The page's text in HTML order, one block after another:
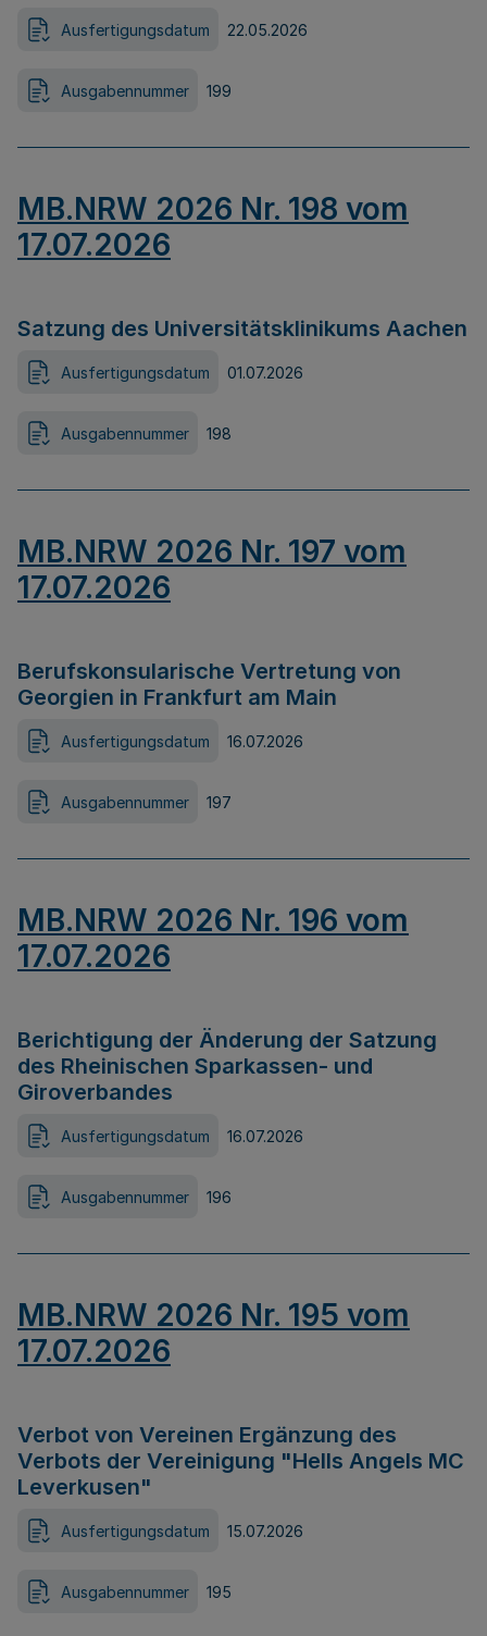
Ausfertigungsdatum 22.05.2026
Ausgabennummer 199
MB.NRW 2026 Nr. 198 vom
17.07.2026
Satzung des Universitätsklinikums Aachen
Ausfertigungsdatum 01.07.2026
Ausgabennummer 198
MB.NRW 2026 Nr. 197 vom
17.07.2026
Berufskonsularische Vertretung von
Georgien in Frankfurt am Main
Ausfertigungsdatum 16.07.2026
Ausgabennummer 197
MB.NRW 2026 Nr. 196 vom
17.07.2026
Berichtigung der Änderung der Satzung
des Rheinischen Sparkassen- und
Giroverbandes
Ausfertigungsdatum 16.07.2026
Ausgabennummer 196
MB.NRW 2026 Nr. 195 vom
17.07.2026
Verbot von Vereinen Ergänzung des
Verbots der Vereinigung "Hells Angels MC
Leverkusen"
Ausfertigungsdatum 15.07.2026
Ausgabennummer 195